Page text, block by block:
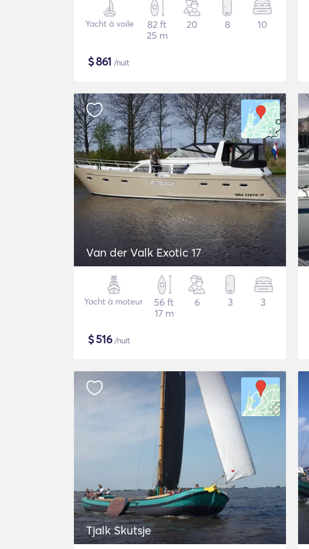
Yacht à voile
82 ft
25 m
20 8 10
$861 /nuit
Van der Valk Exotic 17
Yacht à moteur
56 ft
17 m
6 3 3
$516/nuit
Tjalk Skutsje